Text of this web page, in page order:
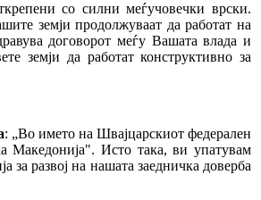
со силни меѓучовечки врски.
земји продолжуваат да работат на
договорот меѓу Вашата влада и
земји да работат конструктивно за
: „Во името на Швајцарскиот федерален
Македонија". Исто така, ви упатувам
за развој на нашата заедничка доверба